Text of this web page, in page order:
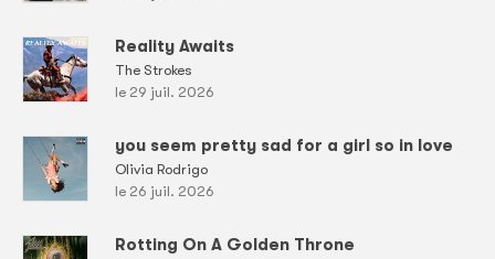
Reality Awaits
The Strokes
le 29 juil. 2026
you seem pretty sad for a girl so in love
Olivia Rodrigo
le 26 juil. 2026
Rotting On A Golden Throne